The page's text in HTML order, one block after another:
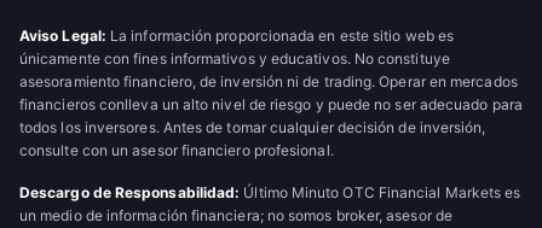
Aviso Legal: La información proporcionada en este sitio web es
únicamente con fines informativos y educativos. No constituye
asesoramiento financiero, de inversión ni de trading. Operar en mercados
financieros conlleva un alto nivel de riesgo y puede no ser adecuado para
todos los inversores. Antes de tomar cualquier decisión de inversión,
consulte con un asesor financiero profesional.
Descargo de Responsabilidad: Último Minuto OTC Financial Markets es
un medio de información financiera; no somos broker, asesor de